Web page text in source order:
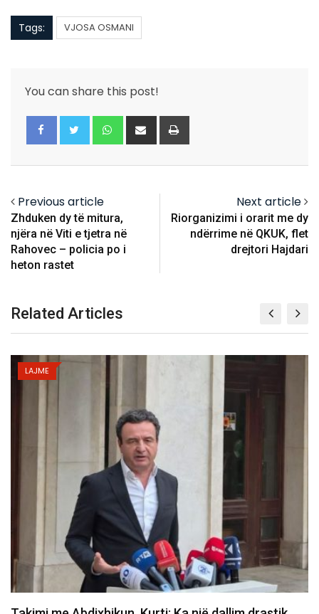
Tags: VJOSA OSMANI
You can share this post!
Whatsapp
Share
via
Previous article
Zhduken dy të mitura,
njëra në Viti e tjetra në
Rahovec – policia po i
heton rastet
Next article
Riorganizimi i orarit me dy
ndërrime në QKUK, flet
drejtori Hajdari
Related Articles
LAJME